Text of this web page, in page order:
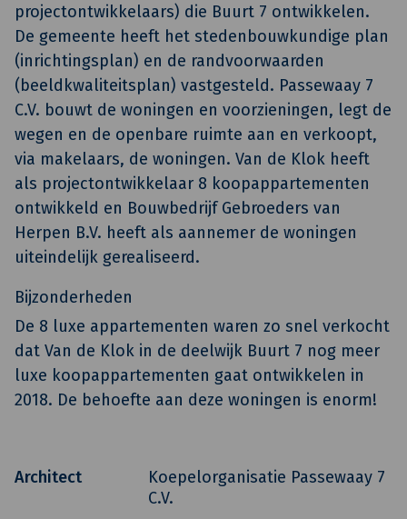
projectontwikkelaars) die Buurt 7 ontwikkelen.
De gemeente heeft het stedenbouwkundige plan
(inrichtingsplan) en de randvoorwaarden
(beeldkwaliteitsplan) vastgesteld. Passewaay 7
C.V. bouwt de woningen en voorzieningen, legt de
wegen en de openbare ruimte aan en verkoopt,
via makelaars, de woningen. Van de Klok heeft
als projectontwikkelaar 8 koopappartementen
ontwikkeld en Bouwbedrijf Gebroeders van
Herpen B.V. heeft als aannemer de woningen
uiteindelijk gerealiseerd.
Bijzonderheden
De 8 luxe appartementen waren zo snel verkocht
dat Van de Klok in de deelwijk Buurt 7 nog meer
luxe koopappartementen gaat ontwikkelen in
2018. De behoefte aan deze woningen is enorm!
Architect
Koepelorganisatie Passewaay 7
C.V.